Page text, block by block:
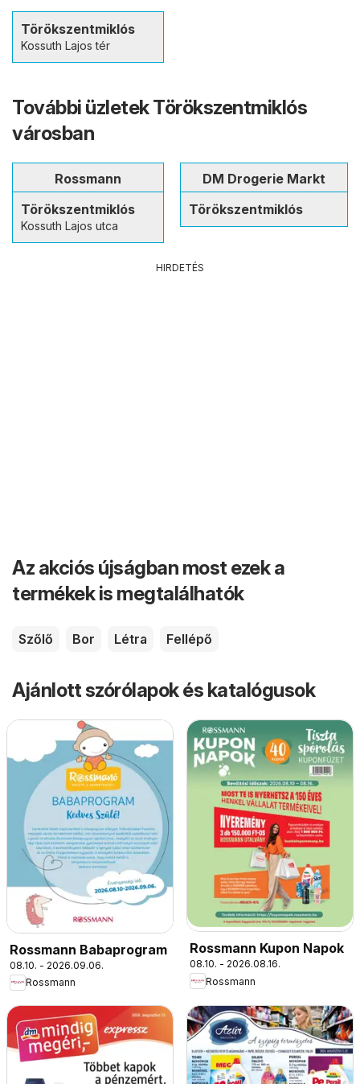
Törökszentmiklós
Kossuth Lajos tér
További üzletek Törökszentmiklós
városban
Rossmann
Törökszentmiklós
Kossuth Lajos utca
DM Drogerie Markt
Törökszentmiklós
HIRDETÉS
Az akciós újságban most ezek a
termékek is megtalálhatók
Szőlő Bor Létra Fellépő
Ajánlott szórólapok és katalógusok
Rossmann Babaprogram
08.10. - 2026.09.06.
Rossmann
Rossmann Kupon Napok
08.10. - 2026.08.16.
Rossmann